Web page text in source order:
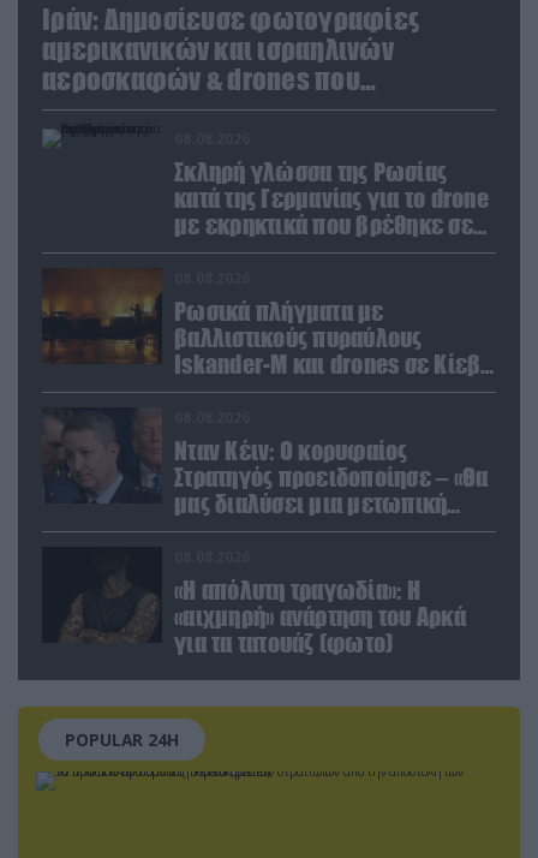
Ιράν: Δημοσίευσε φωτογραφίες
αμερικανικών και ισραηλινών
αεροσκαφών & drones που
καταρρίφθηκαν
Σκληρή γλώσσα της Ρωσίας
κατά της Γερμανίας για το drone
με εκρηκτικά που βρέθηκε σε
αεροδρόμιο της Λειψίας
Ρωσικά πλήγματα με
βαλλιστικούς πυραύλους
Iskander-M και drones σε Κίεβο
και Ντνιπροπετρόφσκ: Ισχυρές
Νταν Κέιν: Ο κορυφαίος
Στρατηγός προειδοποίησε – «Θα
μας διαλύσει μια μετωπική
σύγκρουση με το Ιράν» – Τι
«Η απόλυτη τραγωδία»: Η
«αιχμηρή» ανάρτηση του Αρκά
για τα τατουάζ (φωτο)
POPULAR 24H